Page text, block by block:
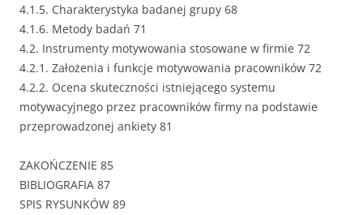
4.1.5. Charakterystyka badanej grupy 68
4.1.6. Metody badań 71
4.2. Instrumenty motywowania stosowane w firmie 72
4.2.1. Założenia i funkcje motywowania pracowników 72
4.2.2. Ocena skuteczności istniejącego systemu
motywacyjnego przez pracowników firmy na podstawie
przeprowadzonej ankiety 81
ZAKOŃCZENIE 85
BIBLIOGRAFIA 87
SPIS RYSUNKÓW 89